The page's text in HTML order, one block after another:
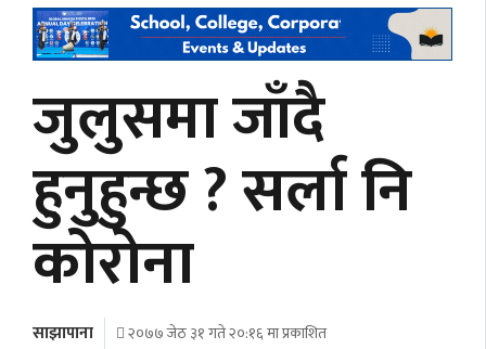
स्थानीय
जीवनशैली
मनोरञ्जन/
साहित्य
अर्थ
अन्तरवार्ता
जुलुसमा जाँदै
हुनुहुन्छ ? सर्ला नि
कोरोना
साझापाना २०७७ जेठ ३१ गते २०:१६ मा प्रकाशित